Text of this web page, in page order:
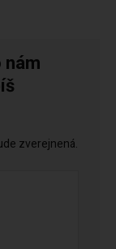
zverejnená.